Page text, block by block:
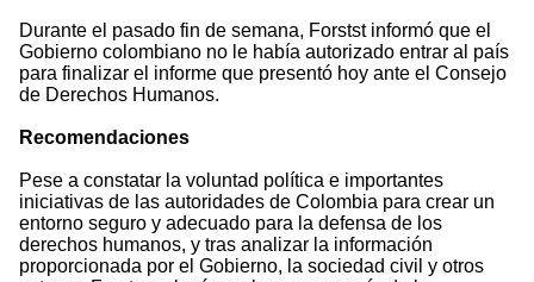
Durante el pasado fin de semana, Forstst informó que el
Gobierno colombiano no le había autorizado entrar al país
para finalizar el informe que presentó hoy ante el Consejo
de Derechos Humanos.
Recomendaciones
Pese a constatar la voluntad política e importantes
iniciativas de las autoridades de Colombia para crear un
entorno seguro y adecuado para la defensa de los
derechos humanos, y tras analizar la información
proporcionada por el Gobierno, la sociedad civil y otros